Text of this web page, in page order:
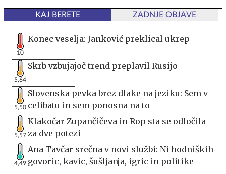
KAJ BERETE ZADNJE OBJAVE
10
Konec veselja: Janković preklical ukrep
5,64
Skrb vzbujajoč trend preplavil Rusijo
5,50
Slovenska pevka brez dlake na jeziku: Sem v
celibatu in sem ponosna na to
5,57
Klakočar Zupančičeva in Rop sta se odločila
za dve potezi
4,49
Ana Tavčar srečna v novi službi: Ni hodniških
govoric, kavic, šušljanja, igric in politike